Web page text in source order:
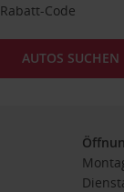
Code
AUTOS SUCHEN